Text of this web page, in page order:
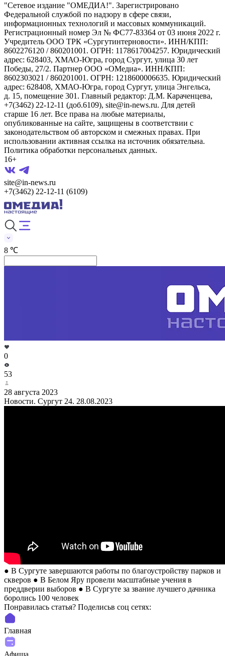
"Сетевое издание "ОМЕДИА!". Зарегистрировано
Федеральной службой по надзору в сфере связи,
информационных технологий и массовых коммуникаций.
Регистрационный номер Эл № ФС77-83364 от 03 июня 2022 г.
Учредитель ООО ТРК «Сургутинтерновости». ИНН/КПП:
8602276120 / 860201001. ОГРН: 1178617004257. Юридический
адрес: 628403, ХМАО-Югра, город Сургут, улица 30 лет
Победы, 27/2. Партнер ООО «ОМедиа». ИНН/КПП:
8602303021 / 860201001. ОГРН: 1218600006635. Юридический
адрес: 628408, ХМАО-Югра, город Сургут, улица Энгельса,
д. 15, помещение 301. Главный редактор: Д.М. Караченцева,
+7(3462) 22-12-11 (доб.6109), site@in-news.ru. Для детей
старше 16 лет. Все права на любые материалы,
опубликованные на сайте, защищены в соответствии с
законодательством об авторском и смежных правах. При
использовании активная ссылка на источник обязательна.
Политика обработки персональных данных.
16+
site@in-news.ru
+7(3462) 22-12-11 (6109)
8 ℃
0
53
28 августа 2023
Новости. Сургут 24. 28.08.2023
● В Сургуте завершаются работы по благоустройству парков и
скверов ● В Белом Яру провели масштабные учения в
преддверии выборов ● В Сургуте за звание лучшего дачника
боролись 100 человек
Понравилась статья? Поделиcьв соц сетях:
Главная
Афиша